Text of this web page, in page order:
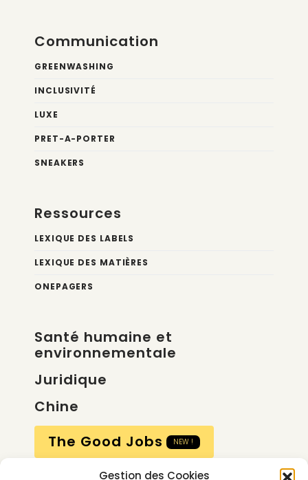
Gestion des Cookies
Communication
GREENWASHING
INCLUSIVITÉ
LUXE
PRET-A-PORTER
SNEAKERS
Ressources
LEXIQUE DES LABELS
LEXIQUE DES MATIÈRES
ONEPAGERS
Santé humaine et
environnementale
Juridique
Chine
The Good Jobs
NEW !